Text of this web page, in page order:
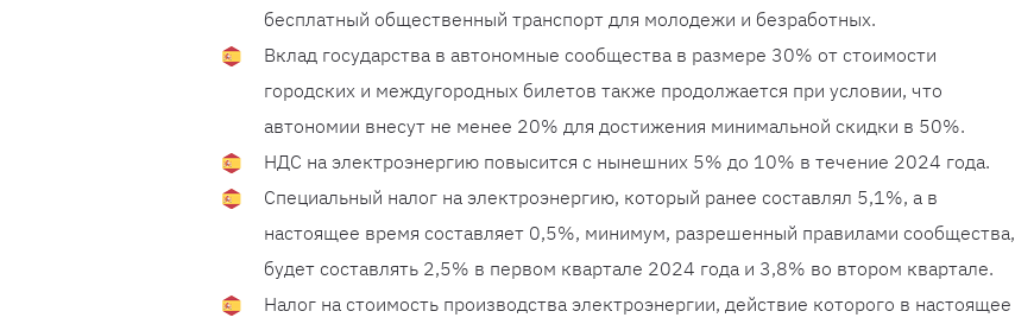
бесплатный общественный транспорт для молодежи и безработных.
Вклад государства в автономные сообщества в размере 30% от стоимости
городских и междугородных билетов также продолжается при условии, что
автономии внесут не менее 20% для достижения минимальной скидки в 50%.
НДС на электроэнергию повысится с нынешних 5% до 10% в течение 2024 года.
Специальный налог на электроэнергию, который ранее составлял 5,1%, а в
настоящее время составляет 0,5%, минимум, разрешенный правилами сообщества,
будет составлять 2,5% в первом квартале 2024 года и 3,8% во втором квартале.
Налог на стоимость производства электроэнергии, действие которого в настоящее